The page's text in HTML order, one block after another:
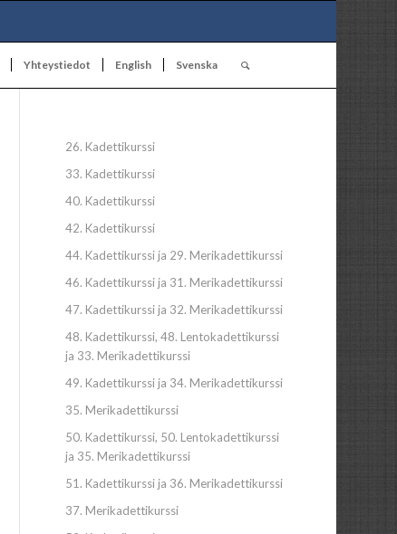
Yhteystiedot English Svenska
26. Kadettikurssi
33. Kadettikurssi
40. Kadettikurssi
42. Kadettikurssi
44. Kadettikurssi ja 29. Merikadettikurssi
46. Kadettikurssi ja 31. Merikadettikurssi
47. Kadettikurssi ja 32. Merikadettikurssi
48. Kadettikurssi, 48. Lentokadettikurssi
ja 33. Merikadettikurssi
49. Kadettikurssi ja 34. Merikadettikurssi
35. Merikadettikurssi
50. Kadettikurssi, 50. Lentokadettikurssi
ja 35. Merikadettikurssi
51. Kadettikurssi ja 36. Merikadettikurssi
37. Merikadettikurssi